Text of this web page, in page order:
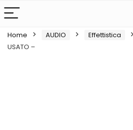
Home AUDIO Effettistica
USATO –